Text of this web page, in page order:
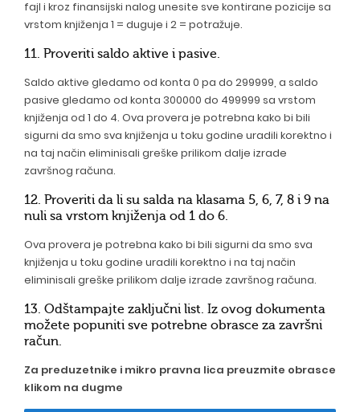
fajl i kroz finansijski nalog unesite sve kontirane pozicije sa
vrstom knjiženja 1 = duguje i 2 = potražuje.
11. Proveriti saldo aktive i pasive.
Saldo aktive gledamo od konta 0 pa do 299999, a saldo
pasive gledamo od konta 300000 do 499999 sa vrstom
knjiženja od 1 do 4. Ova provera je potrebna kako bi bili
sigurni da smo sva knjiženja u toku godine uradili korektno i
na taj način eliminisali greške prilikom dalje izrade
završnog računa.
12. Proveriti da li su salda na klasama 5, 6, 7, 8 i 9 na
nuli sa vrstom knjiženja od 1 do 6.
Ova provera je potrebna kako bi bili sigurni da smo sva
knjiženja u toku godine uradili korektno i na taj način
eliminisali greške prilikom dalje izrade završnog računa.
13. Odštampajte zaključni list. Iz ovog dokumenta
možete popuniti sve potrebne obrasce za završni
račun.
Za preduzetnike i mikro pravna lica preuzmite obrasce
klikom na dugme